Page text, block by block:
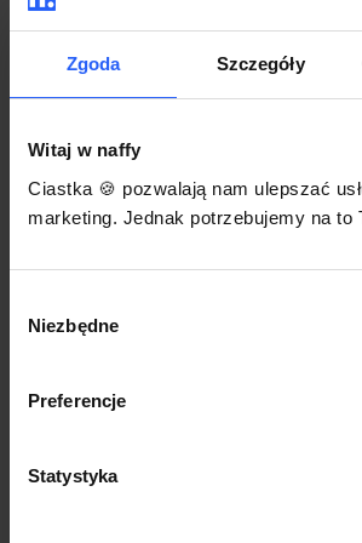
Zgoda Szczegóły
Witaj w naffy
Ciastka 🍪 pozwalają nam ulepszać
marketing. Jednak potrzebujemy na to
zgody
Niezbędne
Preferencje
Statystyka
Korzystaj na dowolnym
przeglądarką Chrome
Włącz czasową promocję
3
Każdy produkt w naffy ma swój
gdzie się nim podzielisz z